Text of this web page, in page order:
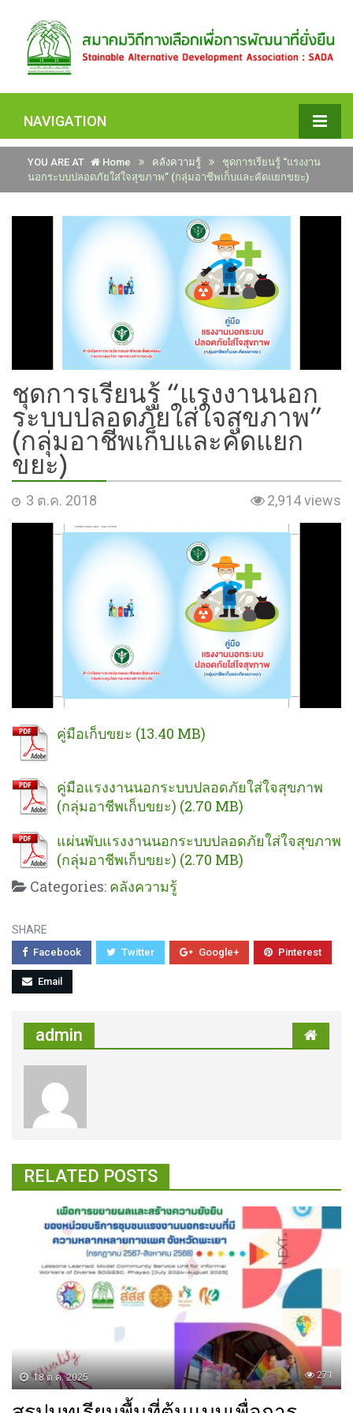
NAVIGATION
YOU ARE AT Home คลังความรู้
ชุดการเรียนรู้ “แรงงาน
นอกระบบปลอดภัยใส่ใจสุขภาพ” (กลุ่มอาชีพเก็บและคัดแยกขยะ)
ชุดการเรียนรู้ “แรงงานนอก
ระบบปลอดภัยใส่ใจสุขภาพ”
(กลุ่มอาชีพเก็บและคัดแยก
ขยะ)
3 ต.ค. 2018 2,914 views
คู่มือเก็บขยะ
คู่มือแรงงานนอกระบบปลอดภัยใส่ใจสุขภาพ
(กลุ่มอาชีพเก็บขยะ)
แผ่นพับแรงงานนอกระบบปลอดภัยใส่ใจสุขภาพ
(กลุ่มอาชีพเก็บขยะ)
Categories: คลังความรู้
SHARE
Facebook Twitter Google+ Pinterest
Email
admin
RELATED POSTS
18 ต.ค. 2025 271